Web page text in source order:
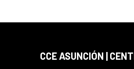
CCE ASUNCIÓN |